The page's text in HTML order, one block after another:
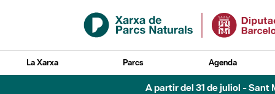
Salta al contingut principal
La Xarxa Parcs Agenda
A partir del 31 de juliol -